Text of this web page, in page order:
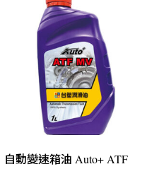
自動變速箱油 Auto+ ATF